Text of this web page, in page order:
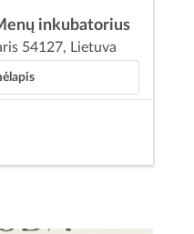
inkubatorius
54127, Lietuva